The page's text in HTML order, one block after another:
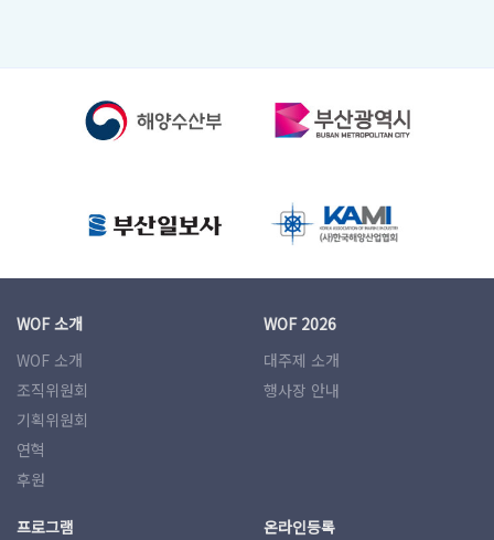
WOF 소개
WOF 소개
조직위원회
기획위원회
연혁
후원
WOF 2026
대주제 소개
행사장 안내
프로그램
온라인등록